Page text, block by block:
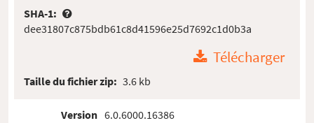
SHA-1:
dee31807c875bdb61c8d41596e25d7692c1d0b3a
Télécharger
Taille du fichier zip: 3.6 kb
Version 6.0.6000.16386